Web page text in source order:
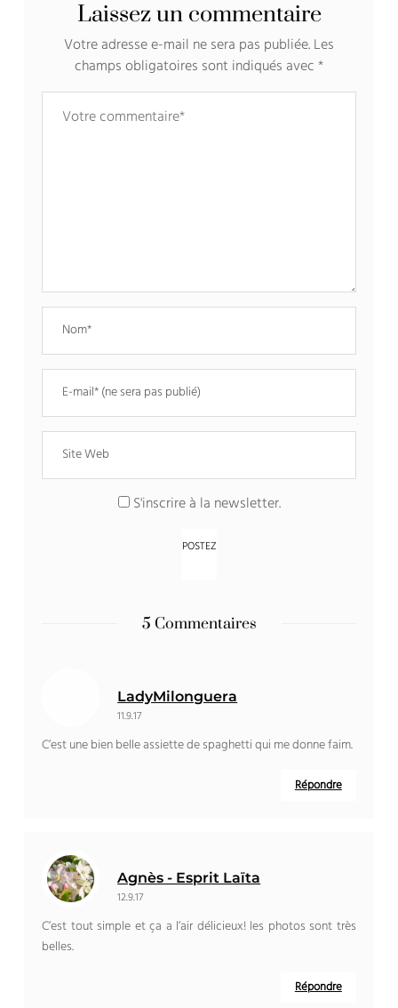
Laissez un commentaire
Votre adresse e-mail ne sera pas publiée.Les
champs obligatoires sont indiqués avec*
S'inscrire à la newsletter.
5 Commentaires
LadyMilonguera
11.9.17
C’est une bien belle assiette de spaghetti qui me donne faim.
Répondre
Agnès - Esprit Laïta
12.9.17
C’est tout simple et ça a l’air délicieux! les photos sont très
belles.
Répondre